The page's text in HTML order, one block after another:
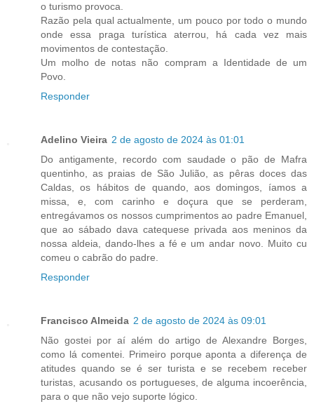
o turismo provoca.
Razão pela qual actualmente, um pouco por todo o mundo
onde essa praga turística aterrou, há cada vez mais
movimentos de contestação.
Um molho de notas não compram a Identidade de um
Povo.
Responder
Adelino Vieira 2 de agosto de 2024 às 01:01
Do antigamente, recordo com saudade o pão de Mafra
quentinho, as praias de São Julião, as pêras doces das
Caldas, os hábitos de quando, aos domingos, íamos a
missa, e, com carinho e doçura que se perderam,
entregávamos os nossos cumprimentos ao padre Emanuel,
que ao sábado dava catequese privada aos meninos da
nossa aldeia, dando-lhes a fé e um andar novo. Muito cu
comeu o cabrão do padre.
Responder
Francisco Almeida 2 de agosto de 2024 às 09:01
Não gostei por aí além do artigo de Alexandre Borges,
como lá comentei. Primeiro porque aponta a diferença de
atitudes quando se é ser turista e se recebem receber
turistas, acusando os portugueses, de alguma incoerência,
para o que não vejo suporte lógico.